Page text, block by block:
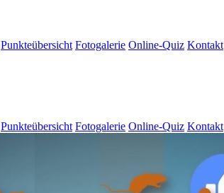
Punkteübersicht Fotogalerie Online-Quiz Kontakt
Punkteübersicht Fotogalerie Online-Quiz Kontakt